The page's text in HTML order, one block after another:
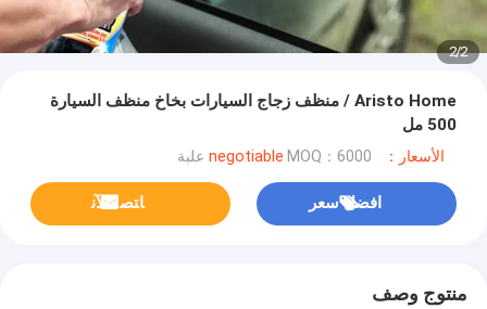
2
/
2
Aristo Home / منظف زجاج السيارات بخاخ منظف السيارة
500 مل
الأسعار：negotiable MOQ：6000 علبة
افضل سعر ﺎﺘﺼﻟ ﺍﻶﻧ
منتوج وصف